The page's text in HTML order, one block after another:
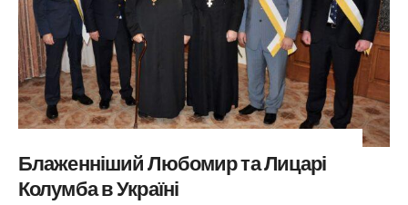
Блаженніший Любомир та Лицарі
Колумба в Україні